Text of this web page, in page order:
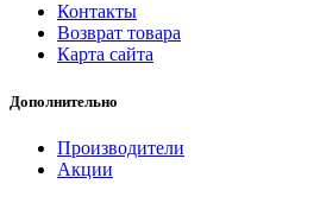
Контакты
Возврат товара
Карта сайта
Дополнительно
Производители
Акции